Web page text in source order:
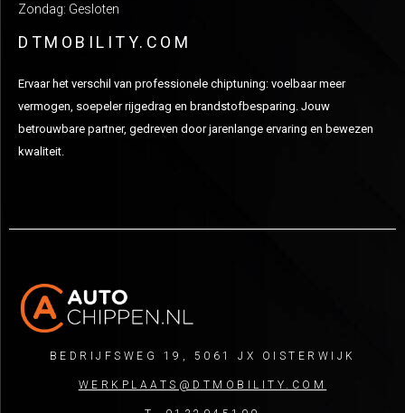
Zondag: Gesloten
DTMOBILITY.COM
Ervaar het verschil van professionele chiptuning: voelbaar meer
vermogen, soepeler rijgedrag en brandstofbesparing. Jouw
betrouwbare partner, gedreven door jarenlange ervaring en bewezen
kwaliteit.
BEDRIJFSWEG 19, 5061 JX OISTERWIJK
WERKPLAATS@DTMOBILITY.COM